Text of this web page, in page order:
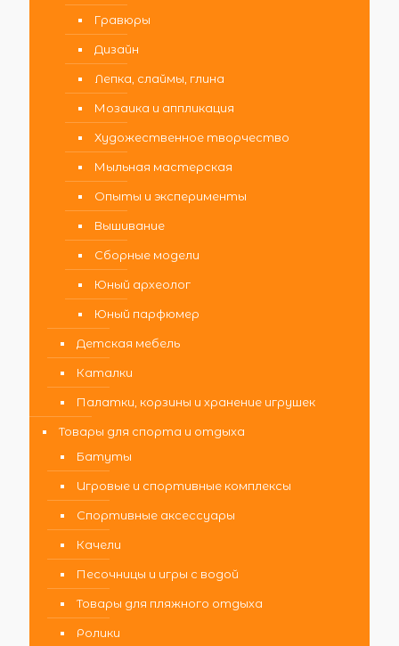
Гравюры
Дизайн
Лепка, слаймы, глина
Мозаика и аппликация
Художественное творчество
Мыльная мастерская
Опыты и эксперименты
Вышивание
Сборные модели
Юный археолог
Юный парфюмер
Детская мебель
Каталки
Палатки, корзины и хранение игрушек
Товары для спорта и отдыха
Батуты
Игровые и спортивные комплексы
Спортивные аксессуары
Качели
Песочницы и игры с водой
Товары для пляжного отдыха
Ролики